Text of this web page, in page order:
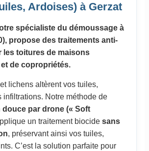
Ardoises) à Gerzat
spécialiste du démoussage à
propose des traitements anti-
les toitures de maisons
de copropriétés.
lichens altèrent vos tuiles,
infiltrations. Notre méthode de
par drone (« Soft
un traitement biocide sans
, préservant ainsi vos tuiles,
C’est la solution parfaite pour